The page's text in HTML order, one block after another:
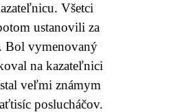
Všetci
ustanovili za
Bol vymenovaný
na kazateľnici
veľmi známym
poslucháčov.